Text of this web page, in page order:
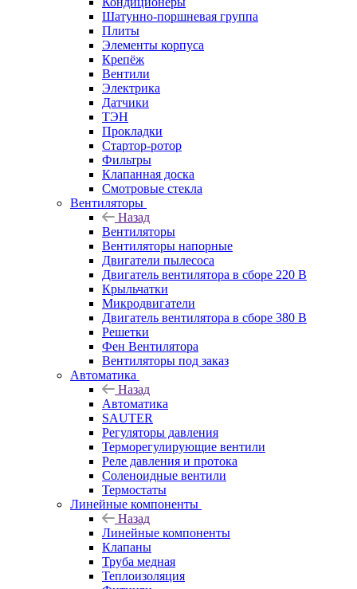
Шатунно-поршневая группа
Плиты
Элементы корпуса
Крепёж
Вентили
Электрика
Датчики
ТЭН
Прокладки
Стартор-ротор
Фильтры
Клапанная доска
Смотровые стекла
Вентиляторы
Назад
Вентиляторы
Вентиляторы напорные
Двигатели пылесоса
Двигатель вентилятора в сборе 220 В
Крыльчатки
Микродвигатели
Двигатель вентилятора в сборе 380 В
Решетки
Фен Вентилятора
Вентиляторы под заказ
Автоматика
Назад
Автоматика
SAUTER
Регуляторы давления
Терморегулирующие вентили
Реле давления и протока
Соленоидные вентили
Термостаты
Линейные компоненты
Назад
Линейные компоненты
Клапаны
Труба медная
Теплоизоляция